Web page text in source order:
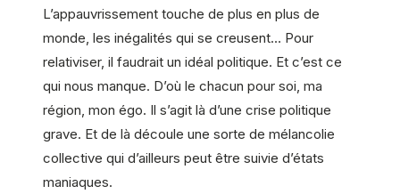
L’appauvrissement touche de plus en plus de
monde, les inégalités qui se creusent… Pour
relativiser, il faudrait un idéal politique. Et c’est ce
qui nous manque. D’où le chacun pour soi, ma
région, mon égo. Il s’agit là d’une crise politique
grave. Et de là découle une sorte de mélancolie
collective qui d’ailleurs peut être suivie d’états
maniaques.